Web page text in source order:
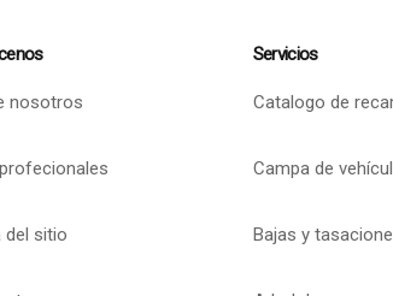
nosotros
del sitio
Servicios
Catalogo de
Campa de
Bajas y